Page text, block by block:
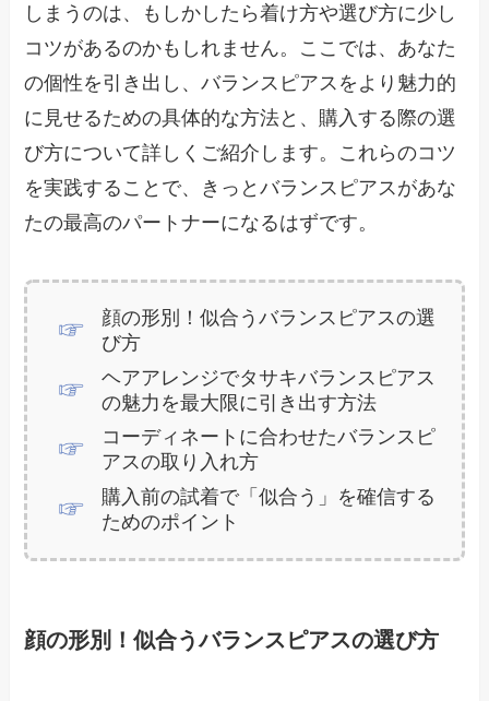
しまうのは、もしかしたら着け方や選び方に少し
コツがあるのかもしれません。ここでは、あなた
の個性を引き出し、バランスピアスをより魅力的
に見せるための具体的な方法と、購入する際の選
び方について詳しくご紹介します。これらのコツ
を実践することで、きっとバランスピアスがあな
たの最高のパートナーになるはずです。
顔の形別！似合うバランスピアスの選
び方
ヘアアレンジでタサキバランスピアス
の魅力を最大限に引き出す方法
コーディネートに合わせたバランスピ
アスの取り入れ方
購入前の試着で「似合う」を確信する
ためのポイント
顔の形別！似合うバランスピアスの選び方